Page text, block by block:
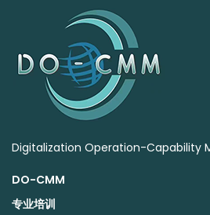
Digitalization Operation-Capability
DO-CMM
专业培训